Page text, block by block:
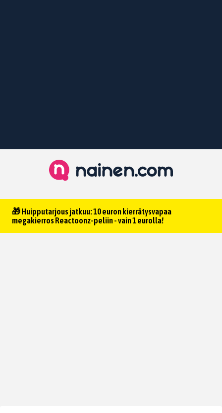
🎁 Huipputarjous jatkuu: 10 euron kierrätysvapaa
megakierros Reactoonz-peliin - vain 1 eurolla!